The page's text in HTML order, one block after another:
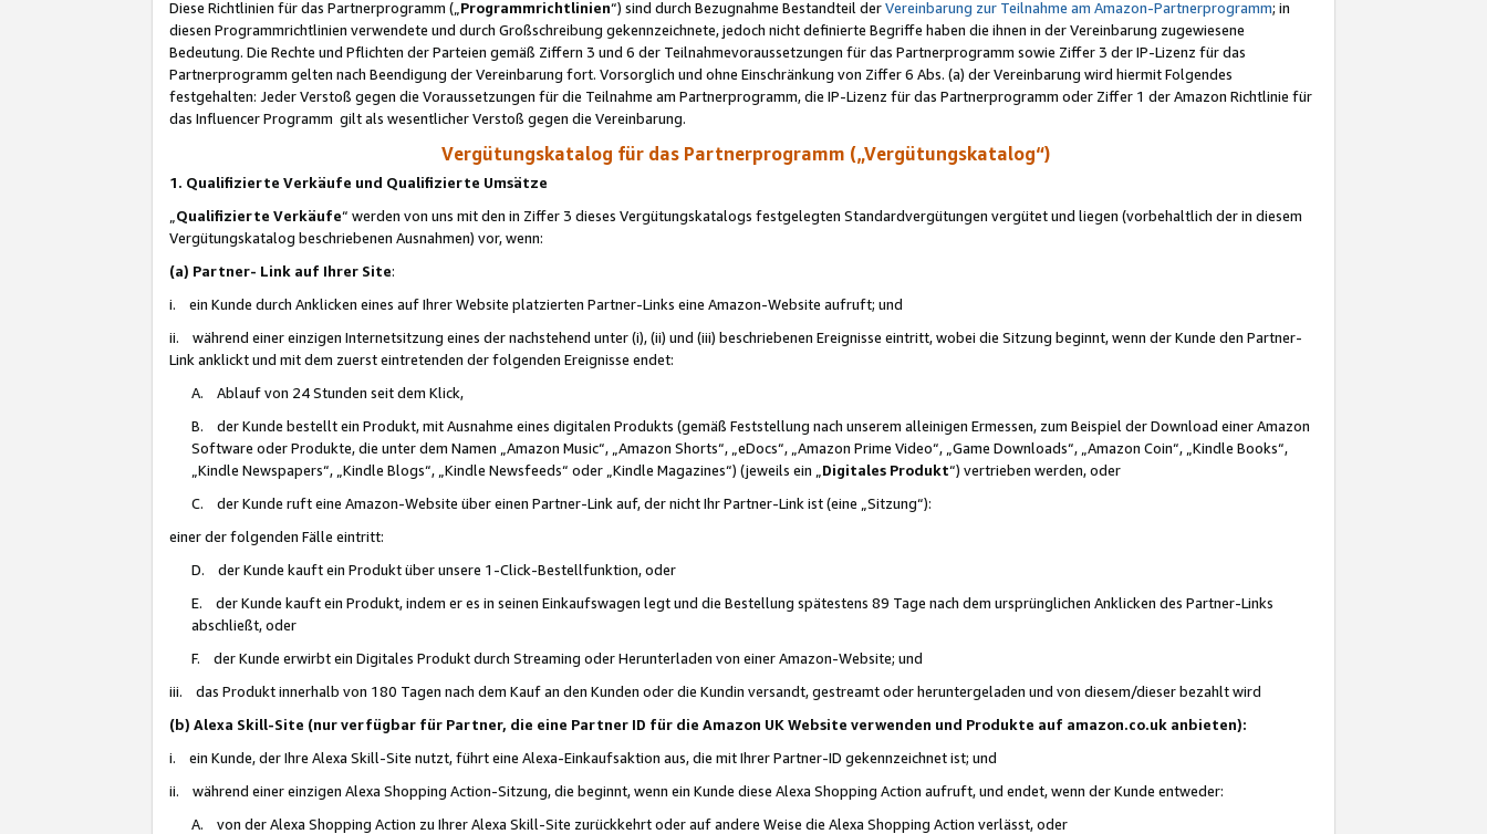
Diese Richtlinien für das Partnerprogramm („Programmrichtlinien“) sind durch Bezugnahme Bestandteil derVereinbarung zur Teilnahme am Amazon-Partnerprogramm; in
diesen Programmrichtlinien verwendete und durch Großschreibung gekennzeichnete, jedoch nicht definierte Begriffe haben die ihnen in der Vereinbarung zugewiesene
Bedeutung. Die Rechte und Pflichten der Parteien gemäß Ziffern 3 und 6 der Teilnahmevoraussetzungen für das Partnerprogramm sowie Ziffer 3 der IP-Lizenz für das
Partnerprogramm gelten nach Beendigung der Vereinbarung fort. Vorsorglich und ohne Einschränkung von Ziffer 6 Abs. (a) der Vereinbarung wird hiermit Folgendes
festgehalten: Jeder Verstoß gegen die Voraussetzungen für die Teilnahme am Partnerprogramm, die IP-Lizenz für das Partnerprogramm oder Ziffer 1 der Amazon Richtlinie für
das Influencer Programm gilt als wesentlicher Verstoß gegen die Vereinbarung.
Vergütungskatalog für das Partnerprogramm („Vergütungskatalog“)
1. Qualifizierte Verkäufe und Qualifizierte Umsätze
Qualifizierte Verkäufe“ werden von uns mit den in Ziffer 3 dieses Vergütungskatalogs festgelegten Standardvergütungen vergütet und liegen (vorbehaltlich der in diesem
Vergütungskatalog beschriebenen Ausnahmen) vor, wenn:
(a) Partner- Link auf Ihrer Site:
i. ein Kunde durch Anklicken eines auf Ihrer Website platzierten Partner-Links eine Amazon-Website aufruft; und
ii. während einer einzigen Internetsitzung eines der nachstehend unter (i), (ii) und (iii) beschriebenen Ereignisse eintritt, wobei die Sitzung beginnt, wenn der Kunde den Partner-
Link anklickt und mit dem zuerst eintretenden der folgenden Ereignisse endet:
A. Ablauf von 24 Stunden seit dem Klick,
B. der Kunde bestellt ein Produkt, mit Ausnahme eines digitalen Produkts (gemäß Feststellung nach unserem alleinigen Ermessen, zum Beispiel der Download einer Amazon
Software oder Produkte, die unter dem Namen „Amazon Music“, „Amazon Shorts“, „eDocs“, „Amazon Prime Video“, „Game Downloads“, „Amazon Coin“, „Kindle Books“,
„Kindle Newspapers“, „Kindle Blogs“, „Kindle Newsfeeds“ oder „Kindle Magazines“) (jeweils ein „ Digitales Produkt“) vertrieben werden, oder
C. der Kunde ruft eine Amazon-Website über einen Partner-Link auf, der nicht Ihr Partner-Link ist (eine „Sitzung“):
einer der folgenden Fälle eintritt:
D. der Kunde kauft ein Produkt über unsere 1-Click-Bestellfunktion, oder
E. der Kunde kauft ein Produkt, indem er es in seinen Einkaufswagen legt und die Bestellung spätestens 89 Tage nach dem ursprünglichen Anklicken des Partner-Links
abschließt, oder
F. der Kunde erwirbt ein Digitales Produkt durch Streaming oder Herunterladen von einer Amazon-Website; und
iii. das Produkt innerhalb von 180 Tagen nach dem Kauf an den Kunden oder die Kundin versandt, gestreamt oder heruntergeladen und von diesem/dieser bezahlt wird
(b) Alexa Skill-Site (nur verfügbar für Partner, die eine Partner ID für die Amazon UK Website verwenden und Produkte auf amazon.co.uk anbieten):
i. ein Kunde, der Ihre Alexa Skill-Site nutzt, führt eine Alexa-Einkaufsaktion aus, die mit Ihrer Partner-ID gekennzeichnet ist; und
ii. während einer einzigen Alexa Shopping Action-Sitzung, die beginnt, wenn ein Kunde diese Alexa Shopping Action aufruft, und endet, wenn der Kunde entweder:
A. von der Alexa Shopping Action zu Ihrer Alexa Skill-Site zurückkehrt oder auf andere Weise die Alexa Shopping Action verlässt, oder